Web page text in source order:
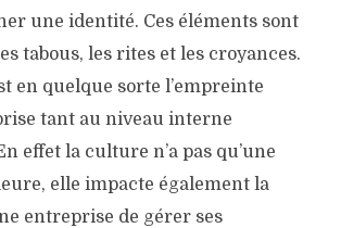
une identité. Ces éléments sont
tabous, les rites et les croyances.
en quelque sorte l’empreinte
tant au niveau interne
effet la culture n’a pas qu’une
elle impacte également la
entreprise de gérer ses